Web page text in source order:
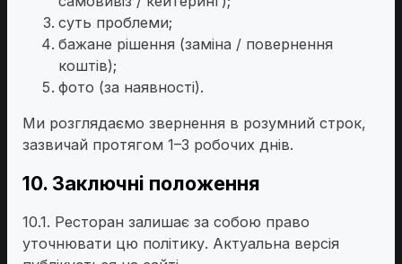
суть проблеми;
бажане рішення (заміна / повернення
коштів);
фото (за наявності).
Ми розглядаємо звернення в розумний строк,
зазвичай протягом 1–3 робочих днів.
10. Заключні положення
10.1. Ресторан залишає за собою право
уточнювати цю політику. Актуальна версія